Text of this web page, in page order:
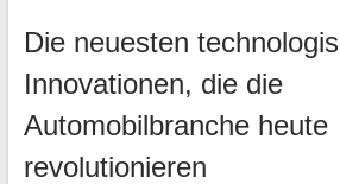
Die neuesten
Innovationen, die die
Automobilbranche heute
revolutionieren